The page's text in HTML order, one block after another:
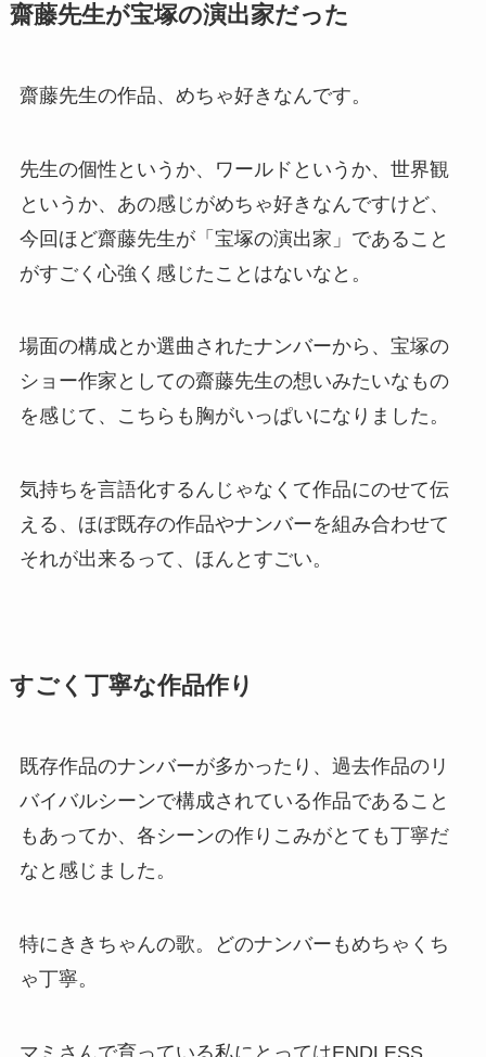
齋藤先生が宝塚の演出家だった
齋藤先生の作品、めちゃ好きなんです。
先生の個性というか、ワールドというか、世界観
というか、あの感じがめちゃ好きなんですけど、
今回ほど齋藤先生が「宝塚の演出家」であること
がすごく心強く感じたことはないなと。
場面の構成とか選曲されたナンバーから、宝塚の
ショー作家としての齋藤先生の想いみたいなもの
を感じて、こちらも胸がいっぱいになりました。
気持ちを言語化するんじゃなくて作品にのせて伝
える、ほぼ既存の作品やナンバーを組み合わせて
それが出来るって、ほんとすごい。
すごく丁寧な作品作り
既存作品のナンバーが多かったり、過去作品のリ
バイバルシーンで構成されている作品であること
もあってか、各シーンの作りこみがとても丁寧だ
なと感じました。
特にききちゃんの歌。どのナンバーもめちゃくち
ゃ丁寧。
マミさんで育っている私にとってはENDLESS